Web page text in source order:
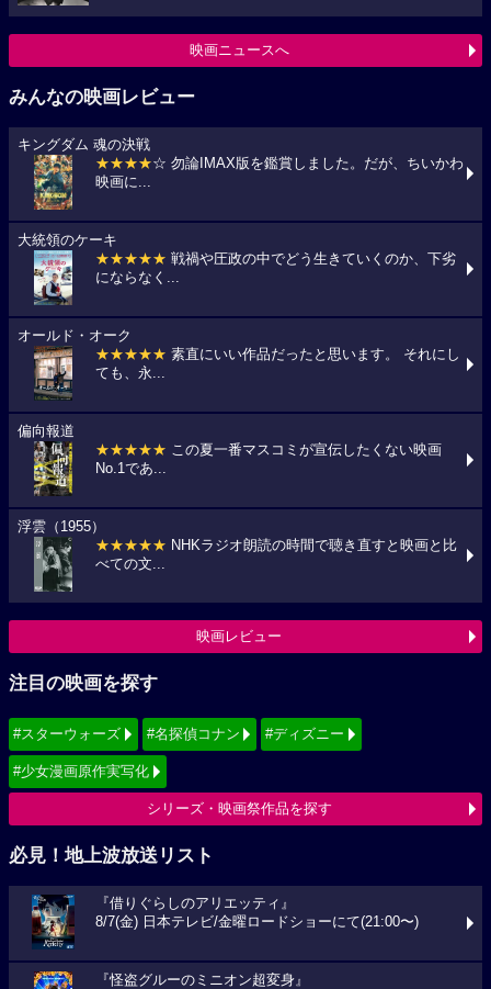
映画ニュースへ
みんなの映画レビュー
キングダム 魂の決戦
★★★★☆ 勿論IMAX版を鑑賞しました。だが、ちいかわ
映画に...
大統領のケーキ
★★★★★ 戦禍や圧政の中でどう生きていくのか、下劣
にならなく...
オールド・オーク
★★★★★ 素直にいい作品だったと思います。 それにし
ても、永...
偏向報道
★★★★★ この夏一番マスコミが宣伝したくない映画
No.1であ...
浮雲（1955）
★★★★★ NHKラジオ朗読の時間で聴き直すと映画と比
べての文...
映画レビュー
注目の映画を探す
#スターウォーズ #名探偵コナン #ディズニー
#少女漫画原作実写化
シリーズ・映画祭作品を探す
必見！地上波放送リスト
『借りぐらしのアリエッティ』
8/7(金) 日本テレビ/金曜ロードショーにて(21:00〜)
『怪盗グルーのミニオン超変身』